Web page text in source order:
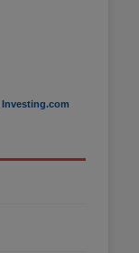
Investing.com